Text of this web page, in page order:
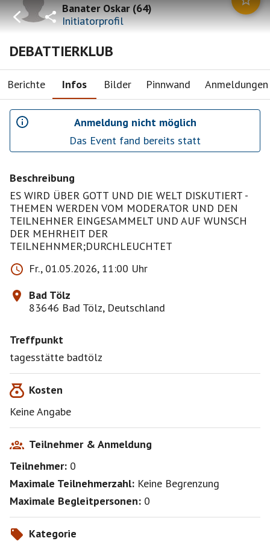
Banater Oskar(64)
Initiatorprofil
DEBATTIERKLUB
Berichte Infos Bilder Pinnwand Anmeldungen
Anmeldung nicht möglich
Das Event fand bereits statt
Beschreibung
ES WIRD ÜBER GOTT UND DIE WELT DISKUTIERT -
THEMEN WERDEN VOM MODERATOR UND DEN
TEILNEHNER EINGESAMMELT UND AUF WUNSCH
DER MEHRHEIT DER
TEILNEHNMER;DURCHLEUCHTET
Fr., 01.05.2026, 11:00 Uhr
Bad Tölz
83646 Bad Tölz, Deutschland
Treffpunkt
tagesstätte badtölz
Kosten
Keine Angabe
Teilnehmer & Anmeldung
Teilnehmer: 0
Maximale Teilnehmerzahl: Keine Begrenzung
Maximale Begleitpersonen: 0
Kategorie